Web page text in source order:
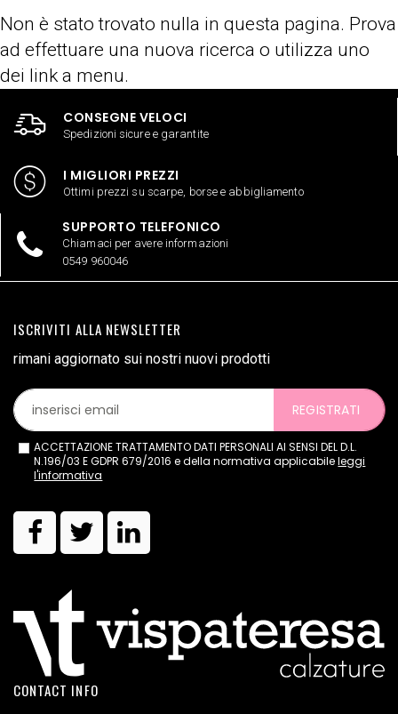
Non è stato trovato nulla in questa pagina. Prova
ad effettuare una nuova ricerca o utilizza uno
dei link a menu.
CONSEGNE VELOCI
Spedizioni sicure e garantite
I MIGLIORI PREZZI
Ottimi prezzi su scarpe, borse e abbigliamento
SUPPORTO TELEFONICO
Chiamaci per avere informazioni
0549 960046
ISCRIVITI ALLA NEWSLETTER
rimani aggiornato sui nostri nuovi prodotti
REGISTRATI
ACCETTAZIONE TRATTAMENTO DATI PERSONALI AI SENSI DEL D.L.
N.196/03 E GDPR 679/2016 e della normativa applicabileleggi
l'informativa
CONTACT INFO